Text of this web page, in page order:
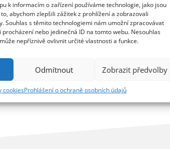
k informacím o zařízení používáme technologie, jako jsou
abychom zlepšili zážitek z prohlížení a zobrazovali
Souhlas s těmito technologiemi nám umožní zpracovávat
procházení nebo jedinečná ID na tomto webu. Nesouhlas
nepříznivě ovlivnit určité vlastnosti a funkce.
Odmítnout Zobrazit předvolby
cookiesProhlášení o ochraně osobních údajů